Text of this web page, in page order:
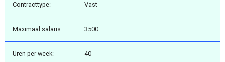
Contracttype: Vast
Maximaal salaris: 3500
Uren per week: 40